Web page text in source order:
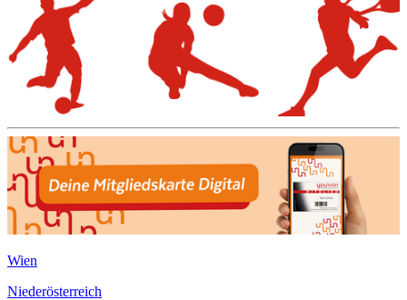
Wien
Niederösterreich